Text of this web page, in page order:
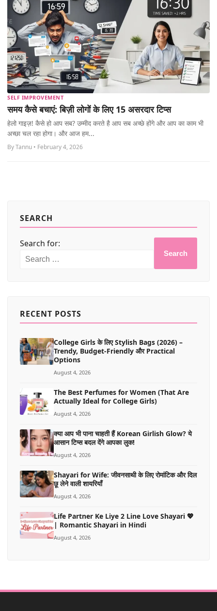
SELF IMPROVEMENT
समय कैसे बचाएं: बिज़ी लोगों के लिए 15 असरदार टिप्स
हेलो गाइज़! कैसे हो आप सब? उम्मीद करते है आप सब अच्छे होंगे और आप का काम भी
अच्छा चल रहा होगा। और आज हम...
By Tannu • February 4, 2026
SEARCH
Search for:
Search
RECENT POSTS
College Girls के लिए Stylish Bags (2026) –
Trendy, Budget-Friendly और Practical
Options
August 4, 2026
The Best Perfumes for Women (That Are
Actually Ideal for College Girls)
August 4, 2026
क्या आप भी पाना चाहती हैं Korean Girlish Glow? ये
आसान टिप्स बदल देंगे आपका लुक!
August 4, 2026
Shayari for Wife: जीवनसाथी के लिए रोमांटिक और दिल
छू लेने वाली शायरियाँ
August 4, 2026
Life Partner Ke Liye 2 Line Love Shayari 💖
| Romantic Shayari in Hindi
August 4, 2026